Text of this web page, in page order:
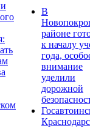
В
районе
к началу
года,
внимание
уделили
дорожной